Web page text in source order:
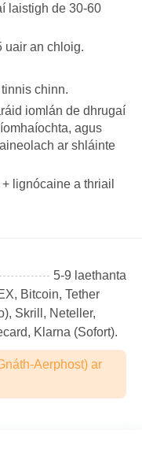
laistigh de 30-60
uair an chloig.
chinn.
iomlán de dhrugaí
agus
ar shláinte
lignócaine a thriail
5-9 laethanta
Bitcoin, Tether
Skrill, Neteller,
Klarna (Sofort).
Aerphost) ar